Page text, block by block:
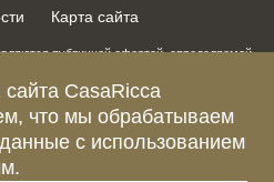
CasaRicca
что мы обрабатываем
с использованием
Карта сайта
публичной офертой, определяемой
Для получения актуальной и
и условиях поставки просьба
выше телефонам